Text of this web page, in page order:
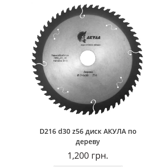
D216 d30 z56 диск АКУЛА по
дереву
1,200 грн.